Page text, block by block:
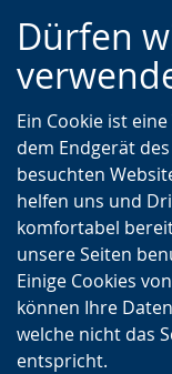
Dürfen
Ein Cookie ist
dem Endgerät
besuchten
helfen uns und
komfortabel
unsere Seiten
Einige Cookies
können Ihre
welche nicht das
entspricht.